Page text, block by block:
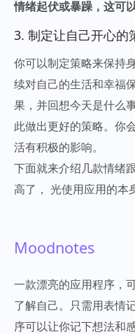
情绪起伏或暴躁，这可
3. 制定让自己开心的
你可以制定策略来保持
续对自己的生活和幸福
果，并回想今天是什么
此做出更好的策略。你
活有积极的影响。
下面就来介绍几款情绪
高了， 光使用应用的本
Moodnotes
一款漂亮的应用程序，
了解自己。只需用表情
序可以让你记下想法和